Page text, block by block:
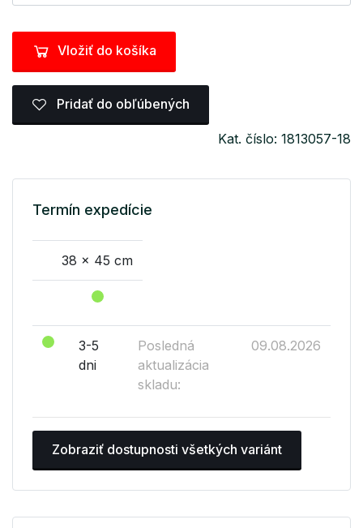
Vložiť do košíka
Pridať do obľúbených
Kat. číslo: 1813057-18
Termín expedície
38 x 45 cm
3-5
dni
Posledná
aktualizácia
skladu:
09.08.2026
Zobraziť dostupnosti všetkých variánt